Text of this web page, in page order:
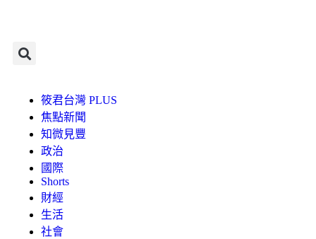
筱君台灣 PLUS
焦點新聞
知微見豐
政治
國際
Shorts
財經
生活
社會